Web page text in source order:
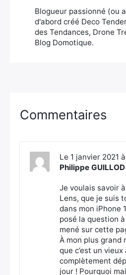
Blogueur passionné (ou
d'abord créé Deco
des Tendances, Drone
Blog Domotique.
Commentaires
Le 1 janvier 2021
Philippe GUILLOD
Je voulais savoir
Lens, que je suis
dans mon iPhone
posé la question à
mené sur cette
À mon plus grand
que c’est un
complètement
jour ! Pourquoi